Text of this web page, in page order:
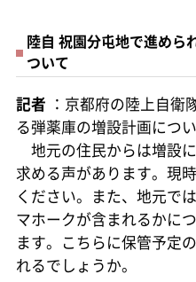
陸自 祝園分屯地で進めら
ついて
記者 ：京都府の陸上自衛
る弾薬庫の増設計画につ
地元の住民からは増設
求める声があります。現
ください。また、地元で
マホークが含まれるかに
ます。こちらに保管予定
れるでしょうか。